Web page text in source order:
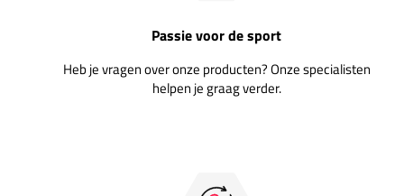
Passie voor de sport
Heb je vragen over onze producten? Onze specialisten
helpen je graag verder.